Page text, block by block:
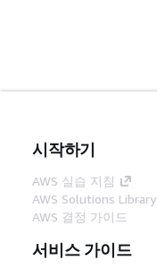
시작하기
AWS 실습 지침
AWS Solutions Library
AWS 결정 가이드
서비스 가이드